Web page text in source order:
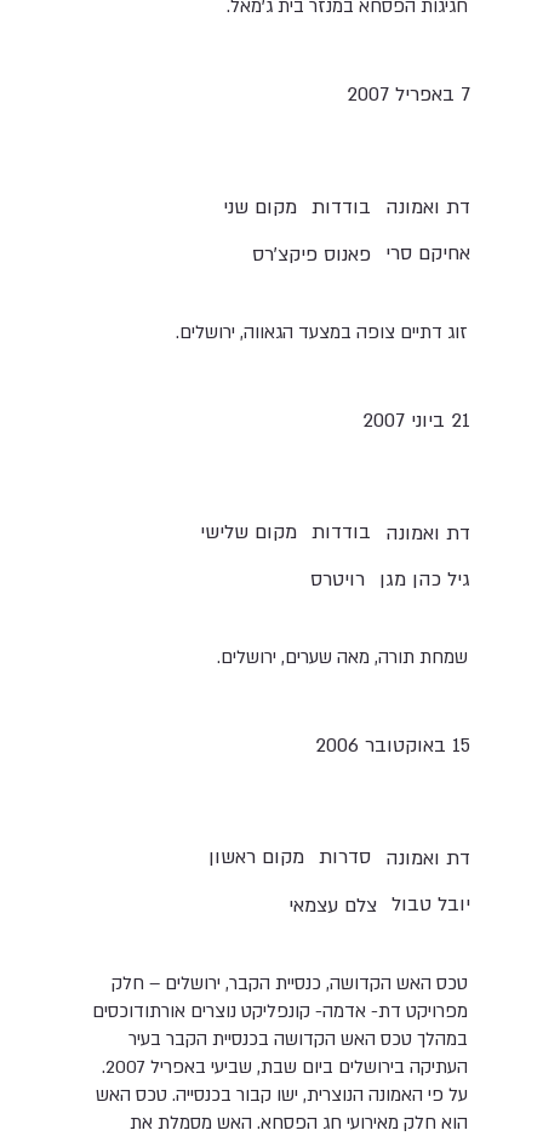
חגיגות הפסחא במנזר בית ג'מאל.
7 באפריל 2007
מקום שני בודדות
דת ואמונה
פאנוס פיקצ'רס אחיקם סרי
זוג דתיים צופה במצעד הגאווה, ירושלים.
21 ביוני 2007
מקום שלישי בודדות
דת ואמונה
רויטרס גיל כהן מגן
שמחת תורה, מאה שערים, ירושלים.
15 באוקטובר 2006
מקום ראשון סדרות דת ואמונה
צלם עצמאי יובל טבול
טכס האש הקדושה, כנסיית הקבר, ירושלים – חלק
מפרויקט דת- אדמה- קונפליקט נוצרים אורתודוכסים
במהלך טכס האש הקדושה בכנסיית הקבר בעיר
העתיקה בירושלים ביום שבת, שביעי באפריל 2007.
על פי האמונה הנוצרית, ישו קבור בכנסייה. טכס האש
הוא חלק מאירועי חג הפסחא. האש מסמלת את